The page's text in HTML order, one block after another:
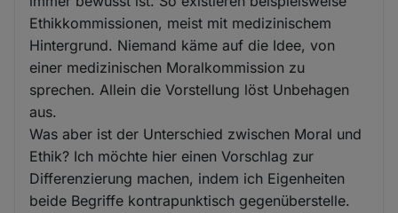
Ethikkommissionen, meist mit medizinischem
Hintergrund. Niemand käme auf die Idee, von
einer medizinischen Moralkommission zu
sprechen. Allein die Vorstellung löst Unbehagen
aus.
Was aber ist der Unterschied zwischen Moral und
Ethik? Ich möchte hier einen Vorschlag zur
Differenzierung machen, indem ich Eigenheiten
beide Begriffe kontrapunktisch gegenüberstelle.